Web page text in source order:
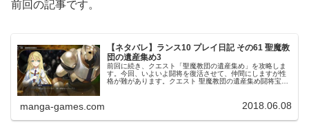
前回の記事です。
【ネタバレ】ランス10 プレイ日記 その61 聖魔教
団の遺産集め3
前回に続き、クエスト「聖魔教団の遺産集め」を攻略しま
す。今回、いよいよ闘将を復活させて、仲間にしますが性
格が難があります。クエスト 聖魔教団の遺産集め闘将宝箱
manga-games.com 2018.06.08